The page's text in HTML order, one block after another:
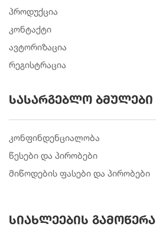
პროდუქცია
კონტაქტი
ავტორიზაცია
რეგისტრაცია
სასარგებლო ბმულები
კონფინდენციალობა
წესები და პირობები
მიწოდების ფასები და პირობები
სიახლეების გამოწერა